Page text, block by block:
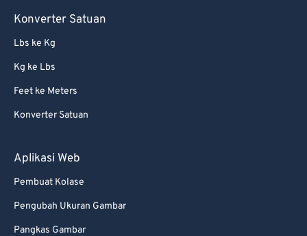
Konverter Satuan
Lbs ke Kg
Kg ke Lbs
Feet ke Meters
Konverter Satuan
Aplikasi Web
Pembuat Kolase
Pengubah Ukuran Gambar
Pangkas Gambar